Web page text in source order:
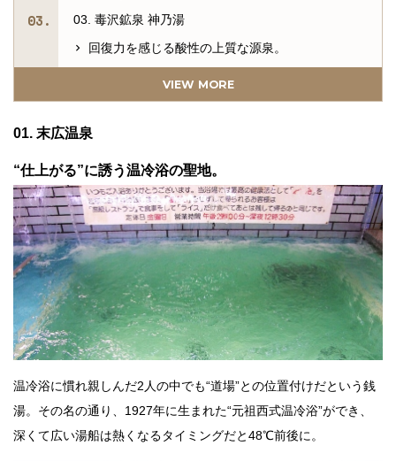
03. 毒沢鉱泉 神乃湯
回復力を感じる酸性の上質な源泉。
温泉浴と森林浴が楽しめる歴史的名湯。
05. 筌の口温泉共同浴場
では。
VIEW MORE
01. 末広温泉
“仕上がる”に誘う温冷浴の聖地。
温冷浴に慣れ親しんだ2人の中でも“道場”との位置付けだという銭
湯。その名の通り、1927年に生まれた“元祖西式温冷浴”ができ、
深くて広い湯船は熱くなるタイミングだと48℃前後に。